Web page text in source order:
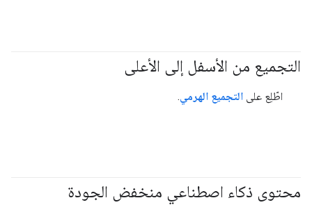
التجميع من الأسفل إلى الأعلى
اطّلِع على التجميع الهرمي.
محتوى ذكاء اصطناعي منخفض الجودة